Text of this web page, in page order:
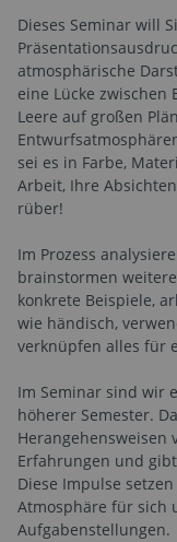
Dieses Seminar will
atmosphärische
eine Lücke
Leere auf großen
sei es in Farbe,
Arbeit, Ihre
rüber!
Im Prozess
brainstormen
konkrete Beispiele,
wie händisch,
verknüpfen alles für
Im Seminar sind wir
höherer Semester.
Herangehensweisen
Erfahrungen und
Diese Impulse
Atmosphäre für sich
Aufgabenstellungen.